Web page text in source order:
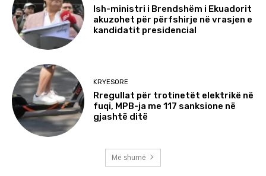
Ish-ministri i Brendshëm i Ekuadorit
akuzohet për përfshirje në vrasjen e
kandidatit presidencial
KRYESORE
Rregullat për trotinetët elektrikë në
fuqi, MPB-ja me 117 sanksione në
gjashtë ditë
Më shumë